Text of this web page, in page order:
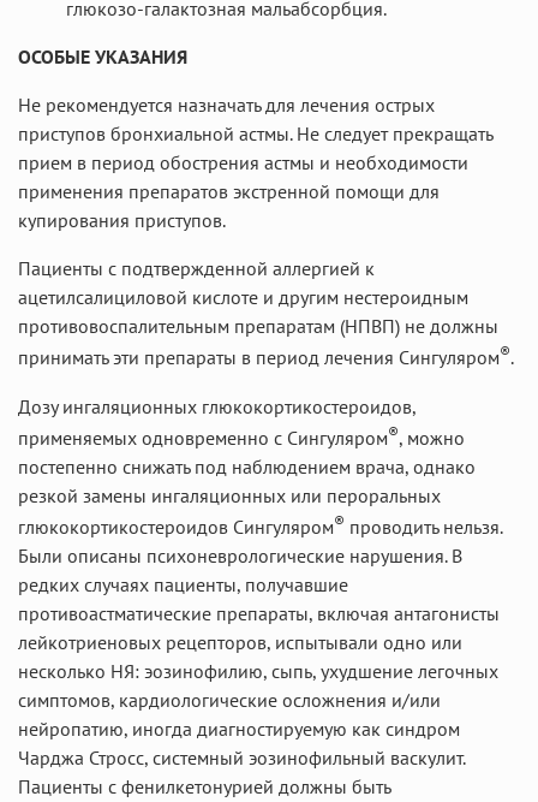
глюкозо-галактозная мальабсорбция.
ОСОБЫЕ УКАЗАНИЯ
Не рекомендуется назначать для лечения острых
приступов бронхиальной астмы. Не следует прекращать
прием в период обострения астмы и необходимости
применения препаратов экстренной помощи для
купирования приступов.
Пациенты с подтвержденной аллергией к
ацетилсалициловой кислоте и другим нестероидным
противовоспалительным препаратам (НПВП) не должны
принимать эти препараты в период лечения Сингуляром®.
Дозу ингаляционных глюкокортикостероидов,
применяемых одновременно с Сингуляром®, можно
постепенно снижать под наблюдением врача, однако
резкой замены ингаляционных или пероральных
глюкокортикостероидов Сингуляром® проводить нельзя.
Были описаны психоневрологические нарушения. В
редких случаях пациенты, получавшие
противоастматические препараты, включая антагонисты
лейкотриеновых рецепторов, испытывали одно или
несколько НЯ: эозинофилию, сыпь, ухудшение легочных
симптомов, кардиологические осложнения и/или
нейропатию, иногда диагностируемую как синдром
Чарджа Стросс, системный эозинофильный васкулит.
Пациенты с фенилкетонурией должны быть